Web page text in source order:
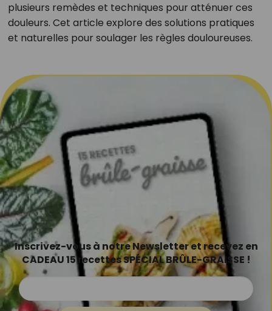
plusieurs remèdes et techniques pour atténuer ces
douleurs. Cet article explore des solutions pratiques
et naturelles pour soulager les règles douloureuses.
Inscrivez-vous à notre Newsletter et recevez en
CADEAU 15 recettes SPÉCIAL BRÛLE-GRAISSE !